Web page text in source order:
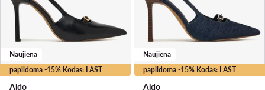
papildoma -15% Kodas: LAST
Naujiena
Aldo
papildoma -15% Kodas: LAST
Naujiena
Aldo